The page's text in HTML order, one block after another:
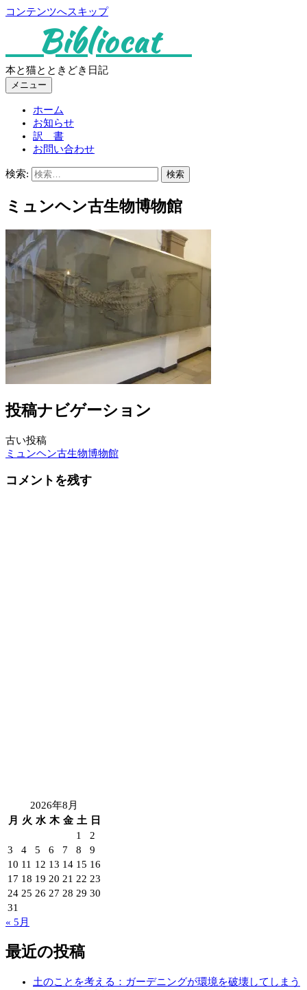
コンテンツへスキップ
Bibliocat
本と猫とときどき日記
メニュー
ホーム
お知らせ
訳 書
お問い合わせ
検索:
ミュンヘン古生物博物館
投稿ナビゲーション
古い投稿
ミュンヘン古生物博物館
コメントを残す
2026年8月
月
火 水 木 金 土
日
1
2
3
4 5 6 7 8
9
10 11 12 13 14 15 16
17 18 19 20 21 22 23
24 25 26 27 28 29 30
31
« 5月
最近の投稿
土のことを考える：ガーデニングが環境を破壊してしまう